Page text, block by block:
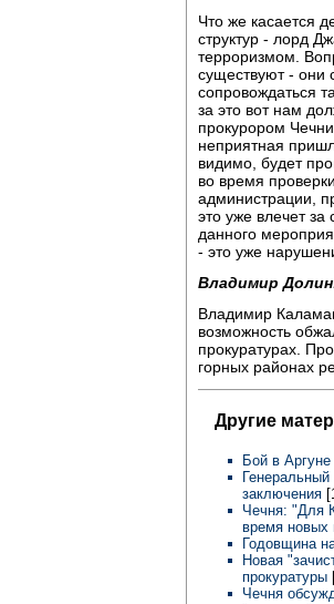
Что же касается
структур - лорд
терроризмом.
существуют - они
сопровождаться
за это вот нам
прокурором
неприятная
видимо, будет
во время
администрации,
это уже влечет
данного
- это уже
Владимир
Владимир
возможность
прокуратурах.
горных районах
Другие
Бой в Аргуне
заключения
Чечня: "Для
время новых
Годовщина
Новая
прокуратуры
Чечня